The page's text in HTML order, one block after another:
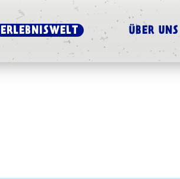
ERLEBNISWELT ÜBER UNS